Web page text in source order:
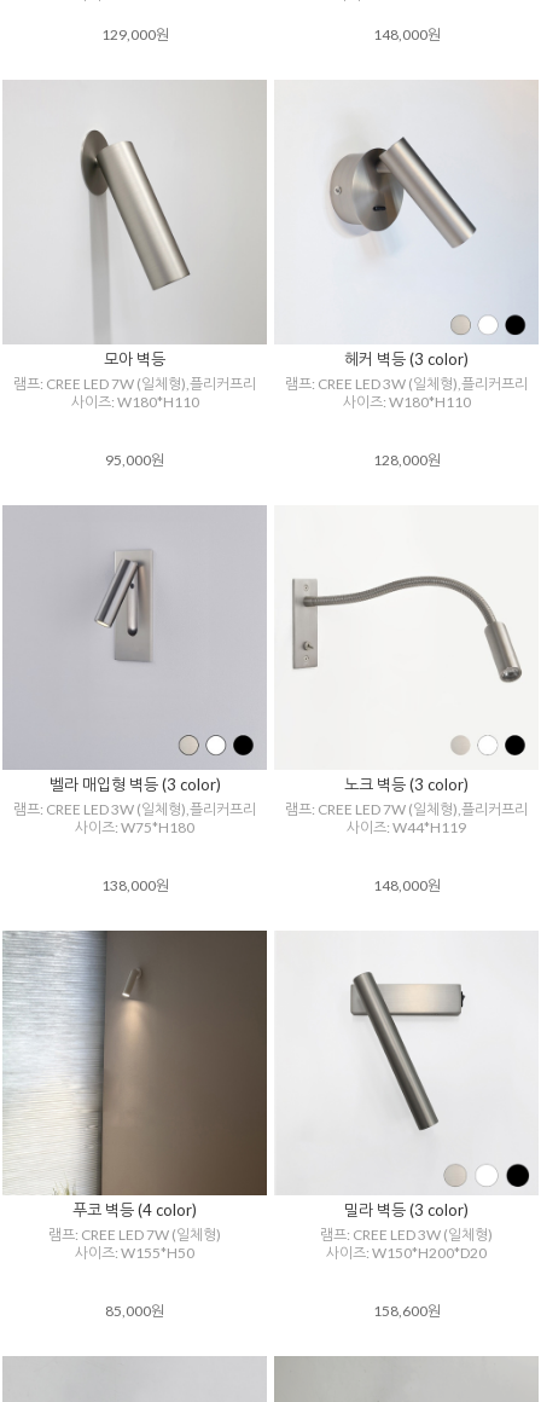
129,000원 148,000원
모아 벽등
램프: CREE LED 7W (일체형),플리커프리
사이즈: W180*H110
95,000원
헤커 벽등 (3 color)
램프: CREE LED 3W (일체형),플리커프리
사이즈: W180*H110
128,000원
벨라 매입형 벽등 (3 color)
램프: CREE LED 3W (일체형),플리커프리
사이즈: W75*H180
138,000원
노크 벽등 (3 color)
램프: CREE LED 7W (일체형),플리커프리
사이즈: W44*H119
148,000원
푸코 벽등 (4 color)
램프: CREE LED 7W (일체형)
사이즈: W155*H50
85,000원
밀라 벽등 (3 color)
램프: CREE LED 3W (일체형)
사이즈: W150*H200*D20
158,600원